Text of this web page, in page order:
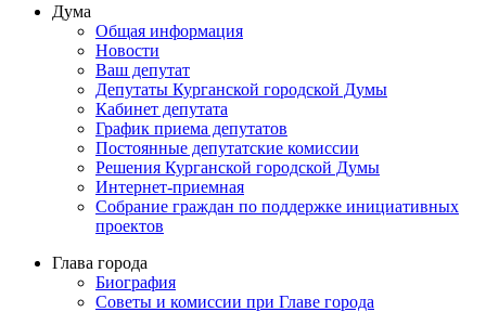
Дума
Общая информация
Новости
Ваш депутат
Депутаты Курганской городской Думы
Кабинет депутата
График приема депутатов
Постоянные депутатские комиссии
Решения Курганской городской Думы
Интернет-приемная
Собрание граждан по поддержке инициативных
проектов
Глава города
Биография
Советы и комиссии при Главе города